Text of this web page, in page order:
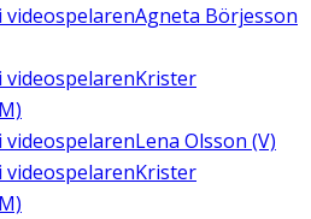
i videospelarenAgneta Börjesson
i videospelarenKrister
Lena Olsson (V)
i videospelarenKrister